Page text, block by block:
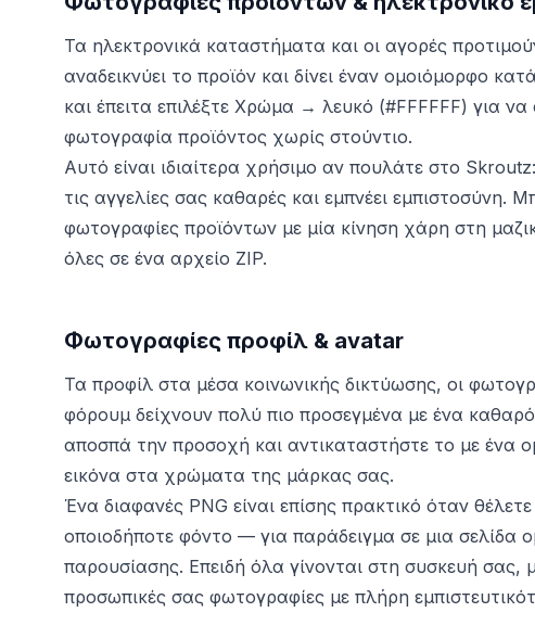
Τα ηλεκτρονικά καταστήματα και οι αγορές
αναδεικνύει το προϊόν και δίνει έναν ομοιόμορφο
και έπειτα επιλέξτε Χρώμα → λευκό (#FFFFFF) για
φωτογραφία προϊόντος χωρίς στούντιο.
Αυτό είναι ιδιαίτερα χρήσιμο αν πουλάτε στο
τις αγγελίες σας καθαρές και εμπνέει εμπιστοσύνη.
φωτογραφίες προϊόντων με μία κίνηση χάρη στη
όλες σε ένα αρχείο ZIP.
Φωτογραφίες προφίλ & avatar
Τα προφίλ στα μέσα κοινωνικής δικτύωσης, οι
φόρουμ δείχνουν πολύ πιο προσεγμένα με ένα
αποσπά την προσοχή και αντικαταστήστε το με ένα
εικόνα στα χρώματα της μάρκας σας.
Ένα διαφανές PNG είναι επίσης πρακτικό όταν
οποιοδήποτε φόντο — για παράδειγμα σε μια σελίδα
παρουσίασης. Επειδή όλα γίνονται στη συσκευή σας,
προσωπικές σας φωτογραφίες με πλήρη